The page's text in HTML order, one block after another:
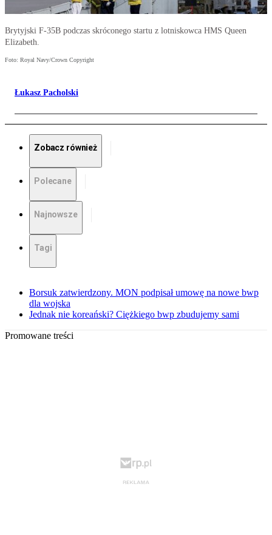
Brytyjski F-35B podczas skróconego startu z lotniskowca HMS Queen
Elizabeth.
Foto: Royal Navy/Crown Copyright
Łukasz Pacholski
Zobacz również
Polecane
Najnowsze
Tagi
Borsuk zatwierdzony. MON podpisał umowę na nowe bwp
dla wojska
Jednak nie koreański? Ciężkiego bwp zbudujemy sami
Promowane treści